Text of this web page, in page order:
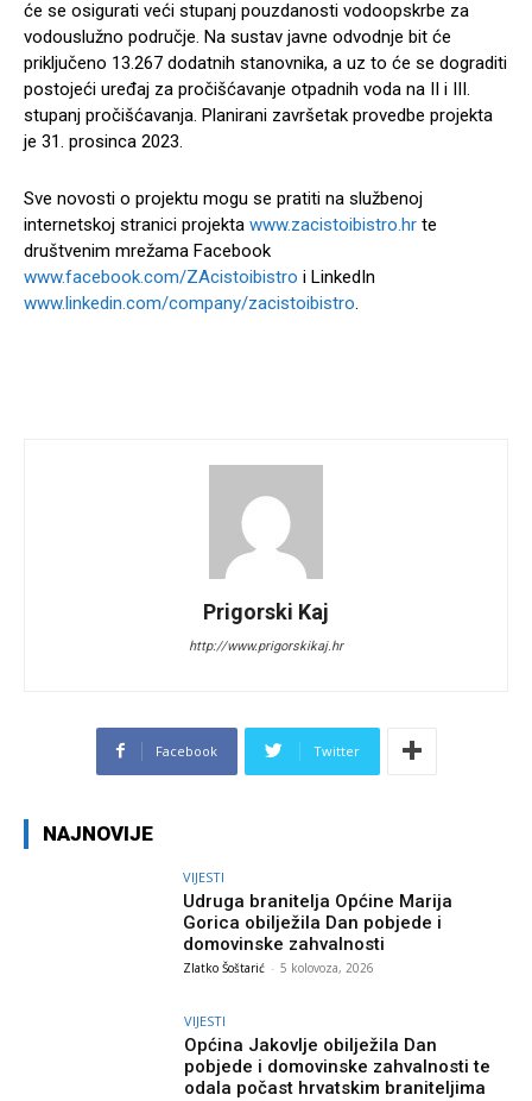
će se osigurati veći stupanj pouzdanosti vodoopskrbe za
vodouslužno područje. Na sustav javne odvodnje bit će
priključeno 13.267 dodatnih stanovnika, a uz to će se dograditi
postojeći uređaj za pročišćavanje otpadnih voda na II i III.
stupanj pročišćavanja. Planirani završetak provedbe projekta
je 31. prosinca 2023.
Sve novosti o projektu mogu se pratiti na službenoj
internetskoj stranici projekta www.zacistoibistro.hr te
društvenim mrežama Facebook
www.facebook.com/ZAcistoibistro i LinkedIn
www.linkedin.com/company/zacistoibistro.
Prigorski Kaj
http://www.prigorskikaj.hr
Facebook Twitter
NAJNOVIJE
VIJESTI
Udruga branitelja Općine Marija
Gorica obilježila Dan pobjede i
domovinske zahvalnosti
Zlatko Šoštarić - 5 kolovoza, 2026
VIJESTI
Općina Jakovlje obilježila Dan
pobjede i domovinske zahvalnosti te
odala počast hrvatskim braniteljima